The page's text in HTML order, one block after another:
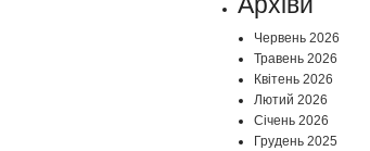
Червень 2026
Травень 2026
Квітень 2026
Лютий 2026
Січень 2026
Грудень 2025